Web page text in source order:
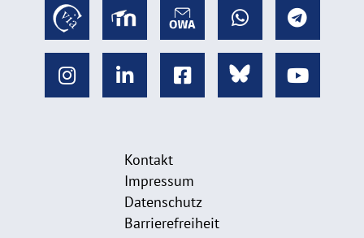
Kontakt
Impressum
Datenschutz
Barrierefreiheit